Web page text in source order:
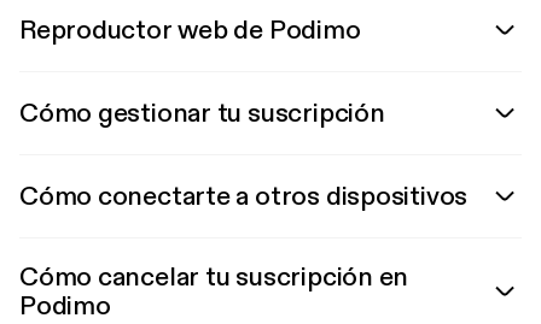
Reproductor web de Podimo
Cómo gestionar tu suscripción
Cómo conectarte a otros dispositivos
Cómo cancelar tu suscripción en
Podimo